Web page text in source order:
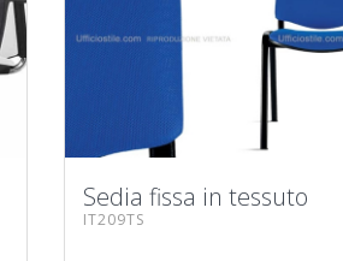
Sedia fissa in tessuto
IT209TS